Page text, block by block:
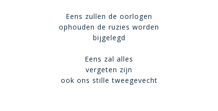
Eens zullen de oorlogen
ophouden de ruzies worden
bijgelegd
Eens zal alles
vergeten zijn
ook ons stille tweegevecht